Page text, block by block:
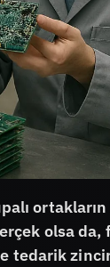
ortakların
olsa da,
tedarik